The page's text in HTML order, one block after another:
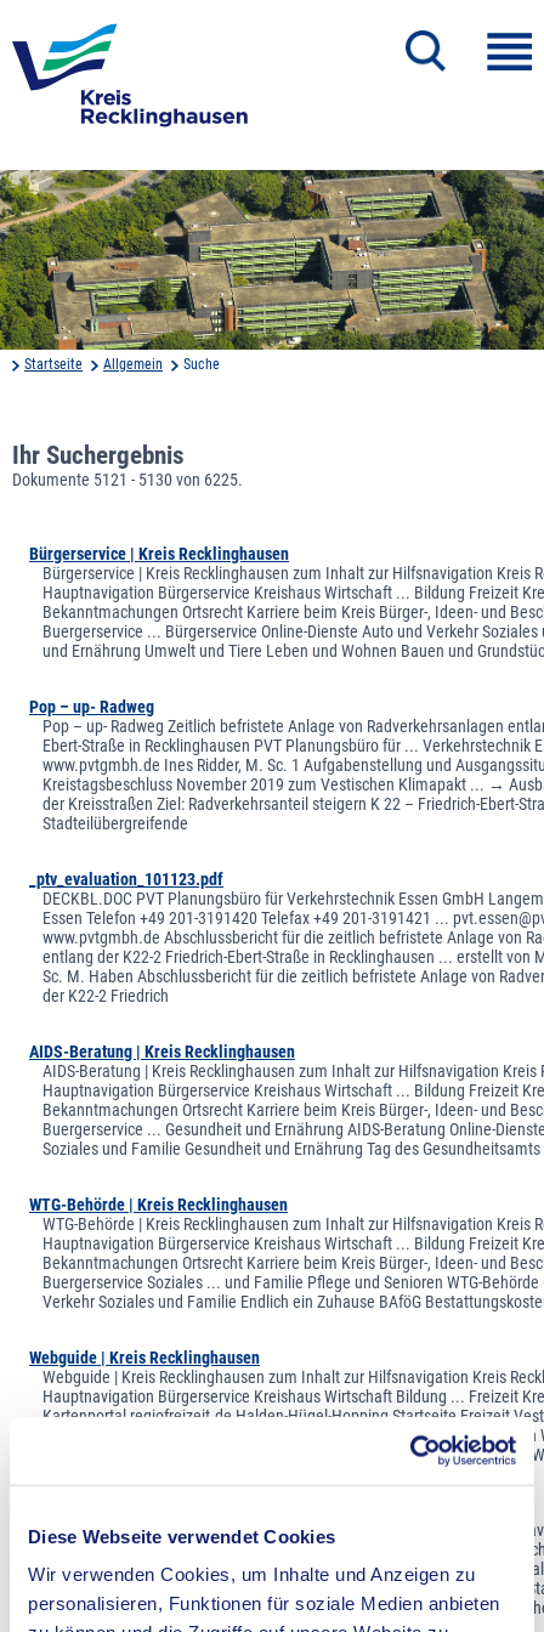
Diese Webseite verwendet Cookies
Wir verwenden Cookies, um Inhalte und Anzeigen zu
personalisieren, Funktionen für soziale Medien anbieten
Startseite Allgemein Suche
Ihr Suchergebnis
Dokumente 5121 - 5130 von 6225.
Bürgerservice | Kreis Recklinghausen
Bürgerservice | Kreis Recklinghausen zum Inhalt zur Hilfsnavigation Kreis
Hauptnavigation Bürgerservice Kreishaus Wirtschaft ... Bildung Freizeit
Bekanntmachungen Ortsrecht Karriere beim Kreis Bürger-, Ideen- und
Buergerservice ... Bürgerservice Online-Dienste Auto und Verkehr
und Ernährung Umwelt und Tiere Leben und Wohnen Bauen und
Pop – up- Radweg
Pop – up- Radweg Zeitlich befristete Anlage von Radverkehrsanlagen
Ebert-Straße in Recklinghausen PVT Planungsbüro für ... Verkehrstechnik
www.pvtgmbh.de Ines Ridder, M. Sc. 1 Aufgabenstellung und
Kreistagsbeschluss November 2019 zum Vestischen Klimapakt ... →
der Kreisstraßen Ziel: Radverkehrsanteil steigern K 22 – Friedrich-Ebert-
Stadteilübergreifende
_ptv_evaluation_101123.pdf
DECKBL.DOC PVT Planungsbüro für Verkehrstechnik Essen GmbH
Essen Telefon +49 201-3191420 Telefax +49 201-3191421 ...
www.pvtgmbh.de Abschlussbericht für die zeitlich befristete Anlage von
entlang der K22-2 Friedrich-Ebert-Straße in Recklinghausen ... erstellt von
Sc. M. Haben Abschlussbericht für die zeitlich befristete Anlage von
der K22-2 Friedrich
AIDS-Beratung | Kreis Recklinghausen
AIDS-Beratung | Kreis Recklinghausen zum Inhalt zur Hilfsnavigation Kreis
Hauptnavigation Bürgerservice Kreishaus Wirtschaft ... Bildung Freizeit
Bekanntmachungen Ortsrecht Karriere beim Kreis Bürger-, Ideen- und
Buergerservice ... Gesundheit und Ernährung AIDS-Beratung Online-
Soziales und Familie Gesundheit und Ernährung Tag des
WTG-Behörde | Kreis Recklinghausen
WTG-Behörde | Kreis Recklinghausen zum Inhalt zur Hilfsnavigation Kreis
Hauptnavigation Bürgerservice Kreishaus Wirtschaft ... Bildung Freizeit
Bekanntmachungen Ortsrecht Karriere beim Kreis Bürger-, Ideen- und
Buergerservice Soziales ... und Familie Pflege und Senioren WTG-
Verkehr Soziales und Familie Endlich ein Zuhause BAföG
Webguide | Kreis Recklinghausen
Webguide | Kreis Recklinghausen zum Inhalt zur Hilfsnavigation Kreis
Hauptnavigation Bürgerservice Kreishaus Wirtschaft Bildung ... Freizeit
Kartenportal regiofreizeit.de Halden-Hügel-Hopping Startseite Freizeit
Freizeit im Vest Tourismus im Vest ... Touristische Highlights Vest
Inhalt der Seite Webguide für mehr Erleben im Vest www.regiofreizeit.de
Finanzierungsmöglichkeiten | Kreis Recklinghausen zum Inhalt zur
Recklinghausen Suche Hauptnavigation Bürgerservice Kreishaus ...
Kreisverwaltung A-Z Anfahrt zum Startercenter Aktuelles
Wirtschaftsförderung Startseite ... Wirtschaft Gründung und Entwicklung
Finanzierungsmöglichkeiten Hilfestellungen zu aktuellen Energiefragen
Standort und